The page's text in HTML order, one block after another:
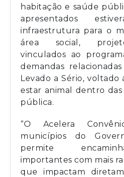
habitação e saúde
apresentados
infraestrutura para o
área social,
vinculados ao
demandas
Levado a Sério,
estar animal dentro
pública.
“O Acelera
municípios do
permite
importantes com mais
que impactam